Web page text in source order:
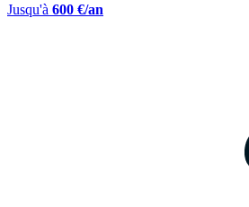
Jusqu'à 600 €/an